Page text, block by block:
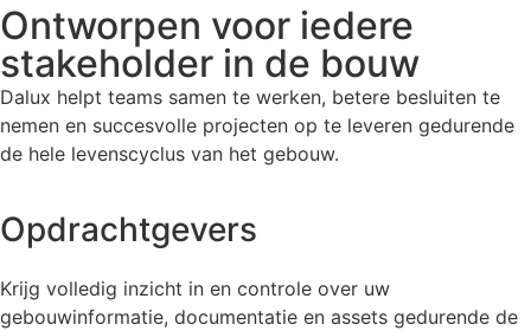
Ontworpen voor iedere
stakeholder in de bouw
Dalux helpt teams samen te werken, betere besluiten te
nemen en succesvolle projecten op te leveren gedurende
de hele levenscyclus van het gebouw.
Opdrachtgevers
Krijg volledig inzicht in en controle over uw
gebouwinformatie, documentatie en assets gedurende de